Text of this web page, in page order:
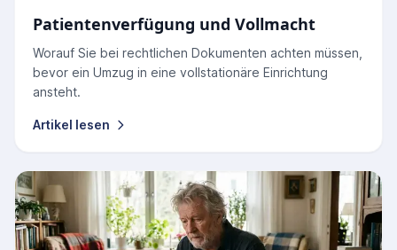
Patientenverfügung und Vollmacht
Worauf Sie bei rechtlichen Dokumenten achten müssen,
bevor ein Umzug in eine vollstationäre Einrichtung
ansteht.
Artikel lesen